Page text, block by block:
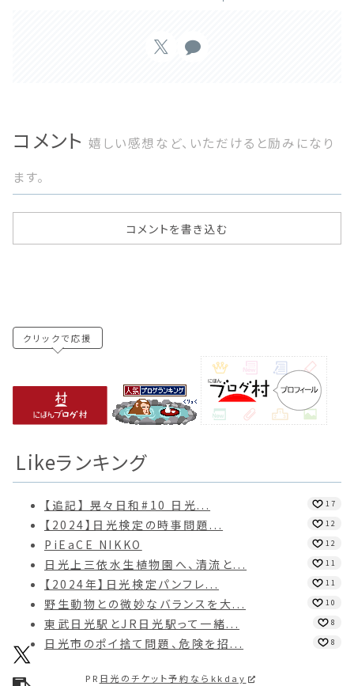
コメント 嬉しい感想など、いただけると励みになり
ます。
コメントを書き込む
クリックで応援
Likeランキング
【追記】 晃々日和#10 日光... 17
【2024】日光検定の時事問題... 12
PiEaCE NIKKO 12
日光上三依水生植物園へ、清流と... 11
【2024年】日光検定パンフレ... 11
野生動物との微妙なバランスを大... 10
東武日光駅とJR日光駅って一緒... 8
日光市のポイ捨て問題、危険を招... 8
PR 日光のチケット予約ならkkday